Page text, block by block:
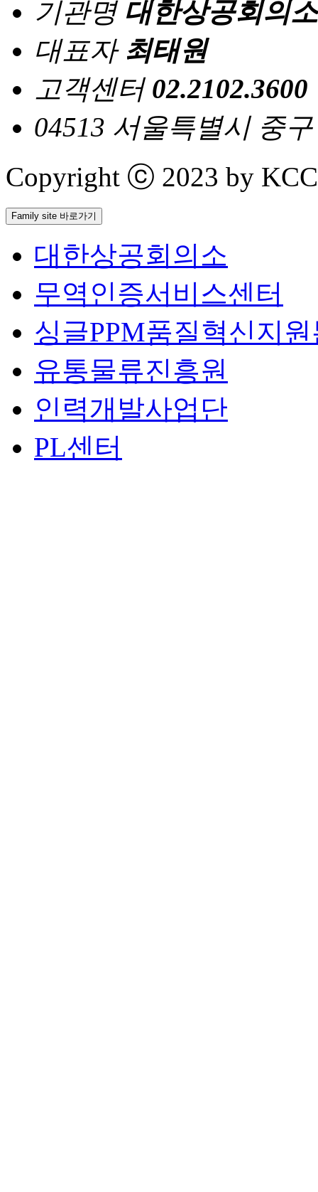
기관명 대한상공회의소
대표자 최태원
고객센터 02.2102.3600
04513 서울특별시 중
Copyright ⓒ 2023 by
Family site 바로가기
대한상공회의소
무역인증서비스센터
싱글PPM품질혁신지
유통물류진흥원
인력개발사업단
PL센터